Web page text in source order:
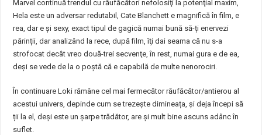
Marvel continuă trendul cu răufăcători nefolosiţi la potenţial maxim,
Hela este un adversar redutabil, Cate Blanchett e magnifică în film, e
rea, dar e și sexy, exact tipul de gagică numai bună să-ți enervezi
părinții, dar analizând la rece, după film, îţi dai seama că nu s-a
strofocat decât vreo două-trei secvenţe, în rest, numai gura e de ea,
deşi se vede de la o poştă că e capabilă de multe nenorociri.
În continuare Loki rămâne cel mai fermecător răufăcător/antierou al
acestui univers, depinde cum se trezește dimineața, și deja începi să
ții la el, deși este un șarpe trădător, are și mult bine ascuns adânc în
suflet.